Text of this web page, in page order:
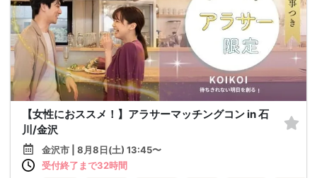
【女性におススメ！】アラサーマッチングコン in 石
川/金沢
金沢市 | 8月8日(土) 13:45〜
受付終了まで32時間